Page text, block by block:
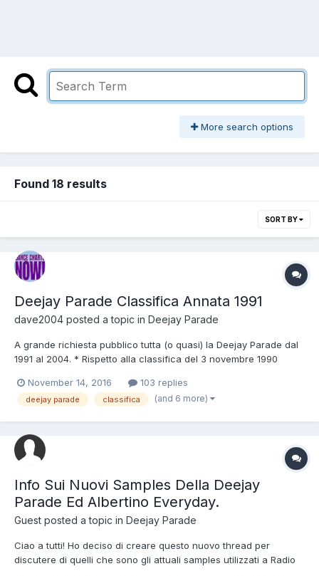
More search options
Found 18 results
SORT BY
Deejay Parade Classifica Annata 1991
dave2004 posted a topic in Deejay Parade
A grande richiesta pubblico tutta (o quasi) la Deejay Parade dal
1991 al 2004. * Rispetto alla classifica del 3 novembre 1990
ricambio infatti soltanto le canzoni nelle posizioni 18 , 15 , 6 , 5 e
2 sono uscite incolumi dal "massacr...
November 14, 2016 103 replies
deejay parade classifica (and 6 more)
Info Sui Nuovi Samples Della Deejay
Parade Ed Albertino Everyday.
Guest posted a topic in Deejay Parade
Ciao a tutti! Ho deciso di creare questo nuovo thread per
discutere di quelli che sono gli attuali samples utilizzati a Radio